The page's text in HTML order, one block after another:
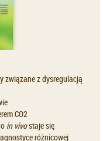
związane z dysregulacją
CO2
in vivostaje się
różnicowej